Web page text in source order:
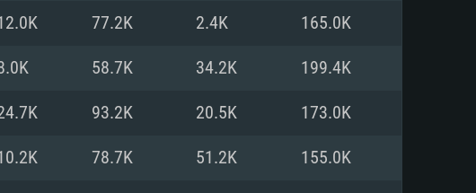
Core i7 (Intel Xeon não suportado)
77.2K 2.4K 165.0K
58.7K 34.2K 199.4K
93.2K 20.5K 173.0K
78.7K 51.2K 155.0K